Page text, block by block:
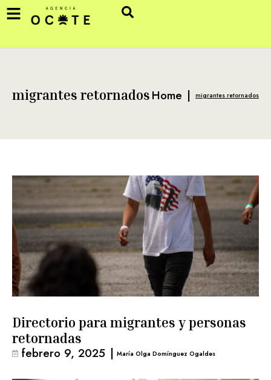
migrantes retornadosHome | migrantes retornados
Directorio para migrantes y personas
retornadas
febrero 9, 2025 | María Olga Domínguez Ogaldes